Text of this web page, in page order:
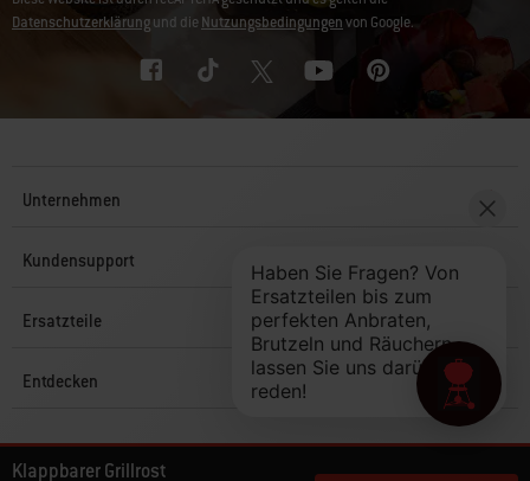
Klappbarer Grillrost
Datenschutzerklärungund dieNutzungsbedingungenvon Google.
Unternehmen
Kundensupport
Ersatzteile
Entdecken
© 2026 Weber. Alle Rechte vorbehalten.